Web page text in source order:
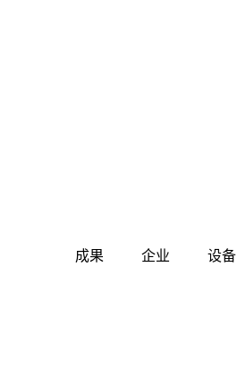
成果 企业 设备